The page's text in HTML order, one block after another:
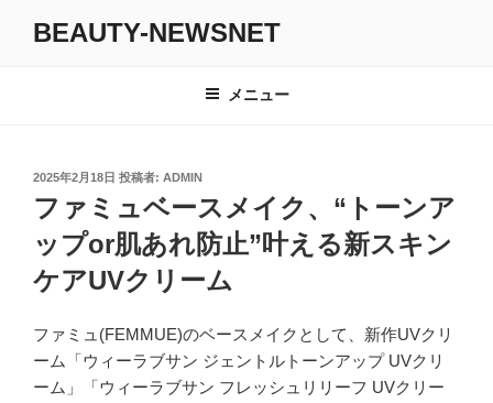
BEAUTY-NEWSNET
メニュー
投
稿
日:
2025年2月18日 投稿者: ADMIN
ファミュベースメイク、“トーンア
ップor肌あれ防止”叶える新スキン
ケアUVクリーム
ファミュ(FEMMUE)のベースメイクとして、新作UVクリ
ーム「ウィーラブサン ジェントルトーンアップ UVクリ
ーム」「ウィーラブサン フレッシュリリーフ UVクリー